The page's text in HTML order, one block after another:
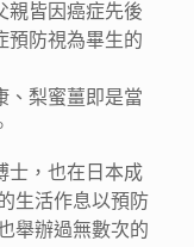
親皆因癌症先後
預防視為畢生的
、梨蜜薑即是當
士，也在日本成
生活作息以預防
舉辦過無數次的